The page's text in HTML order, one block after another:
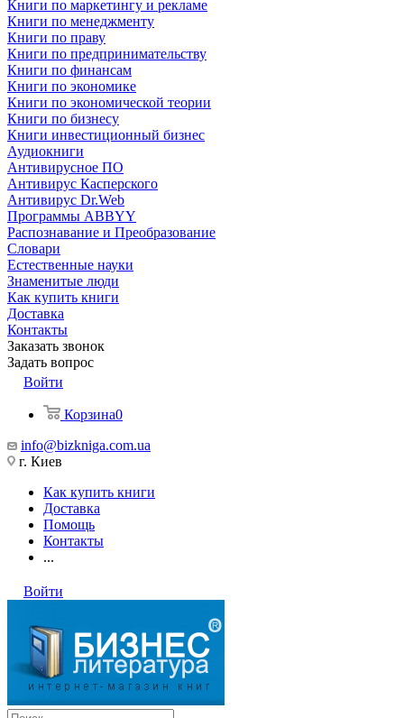
Книги по маркетингу и рекламе
Книги по менеджменту
Книги по праву
Книги по предпринимательству
Книги по финансам
Книги по экономике
Книги по экономической теории
Книги по бизнесу
Книги инвестиционный бизнес
Аудиокниги
Антивирусное ПО
Антивирус Касперского
Антивирус Dr.Web
Программы ABBYY
Распознавание и Преобразование
Словари
Естественные науки
Знаменитые люди
Как купить книги
Доставка
Контакты
Заказать звонок
Задать вопрос
Войти
Корзина0
info@bizkniga.com.ua
г. Киев
Как купить книги
Доставка
Помощь
Контакты
...
Войти